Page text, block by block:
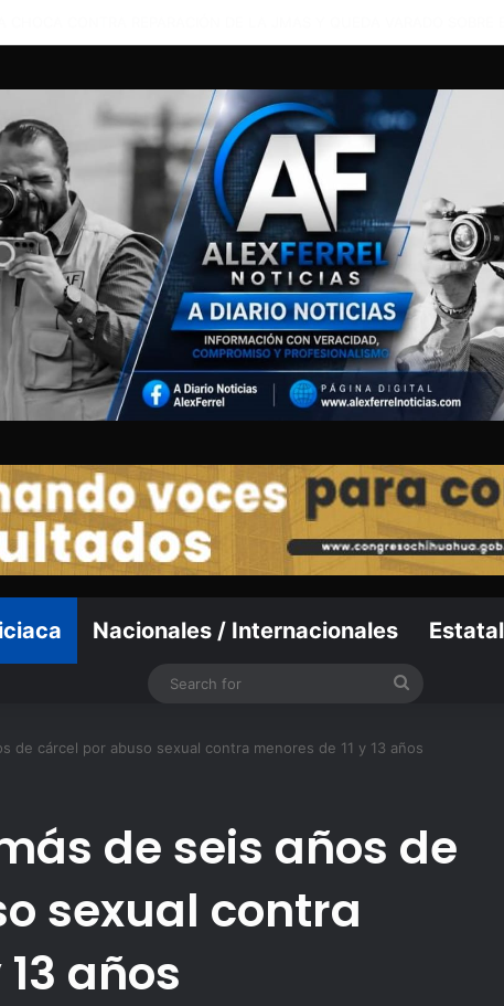
Nacionales / Internacionales
Search
de cárcel por abuso sexual contra menores de 11 y 13 años
de seis años de
sexual contra
años